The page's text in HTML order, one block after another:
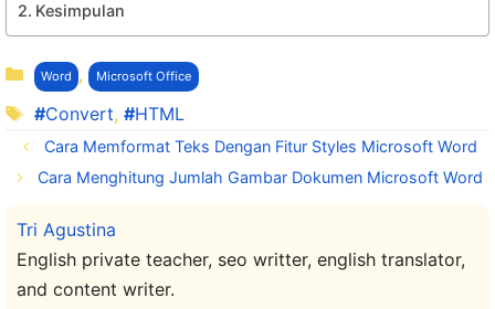
Kesimpulan
Kategori
Word , Microsoft Office
Tag
Convert, HTML
Cara Memformat Teks Dengan Fitur Styles Microsoft Word
Cara Menghitung Jumlah Gambar Dokumen Microsoft Word
Tri Agustina
English private teacher, seo writter, english translator,
and content writer.